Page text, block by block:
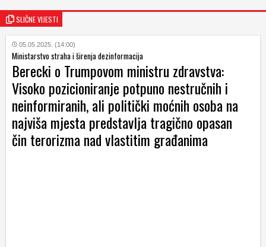
SLIČNE VIJESTI
05.05.2025. (14:00)
Ministarstvo straha i širenja dezinformacija
Berecki o Trumpovom ministru zdravstva:
Visoko pozicioniranje potpuno nestručnih i
neinformiranih, ali politički moćnih osoba na
najviša mjesta predstavlja tragično opasan
čin terorizma nad vlastitim građanima